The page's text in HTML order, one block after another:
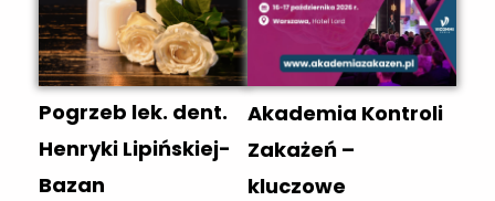
Rada Lekarska w
Zielonej Górze z
głębokim
zaniepokojeniem
obserwuje nasilającą
się w przestrzeni
Przytoku ul. Pałacowa 2
w ramach
Ogólnopolskiego
Pleneru Malarskiego
nauczycieli plastyki.
Pogrzeb lek. dent.
Henryki Lipińskiej-
Bazan
Akademia Kontroli
Zakażeń –
kluczowe